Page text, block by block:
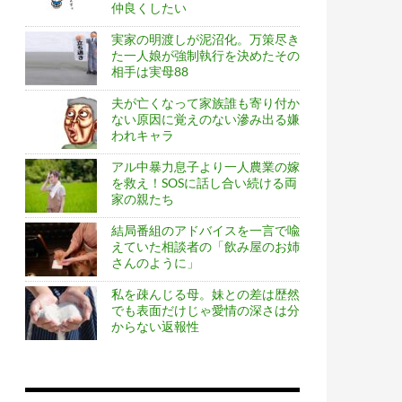
仲良くしたい
実家の明渡しが泥沼化。万策尽き
た一人娘が強制執行を決めたその
相手は実母88
夫が亡くなって家族誰も寄り付か
ない原因に覚えのない滲み出る嫌
われキャラ
アル中暴力息子より一人農業の嫁
を救え！SOSに話し合い続ける両
家の親たち
結局番組のアドバイスを一言で喩
えていた相談者の「飲み屋のお姉
さんのように」
私を疎んじる母。妹との差は歴然
でも表面だけじゃ愛情の深さは分
からない返報性